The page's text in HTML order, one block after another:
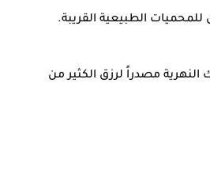
الطبيعية القريبة.
مصدراً لرزق الكثير من